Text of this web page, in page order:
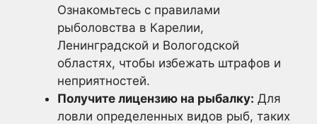
Ознакомьтесь с правилами
рыболовства в Карелии,
Ленинградской и Вологодской
областях, чтобы избежать штрафов и
неприятностей.
Получите лицензию на рыбалку: Для
ловли определенных видов рыб, таких